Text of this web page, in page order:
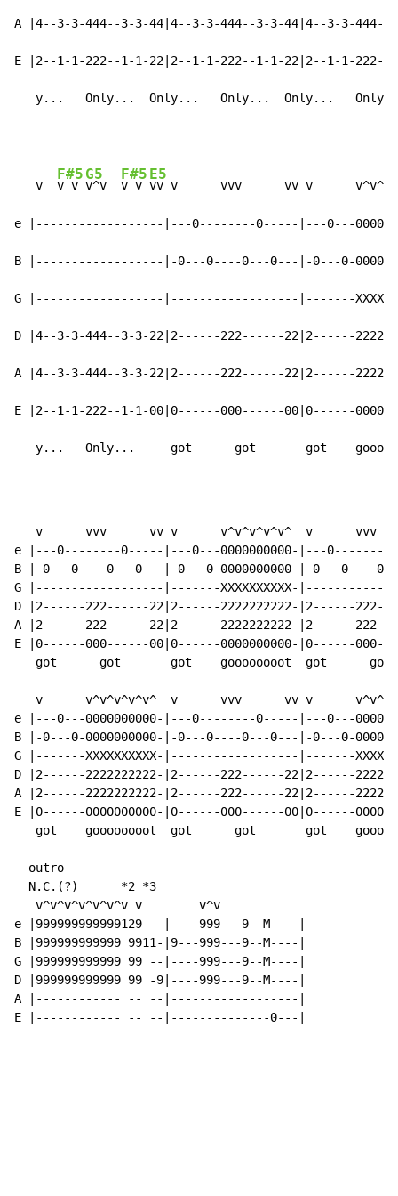
A |4--3-3-444--3-3-44|4--3-3-444--3-3-44|4--3-3-444--
E |2--1-1-222--1-1-22|2--1-1-222--1-1-22|2--1-1-222--
y...   Only...  Only...   Only...  Only...
   v
F#5
v v
G5
v^v
F#5
v v
E5
vv v      vvv      vv v
e |------------------|---0--------0-----|---0---
B |------------------|-0---0----0---0---|-0---0-
G |------------------|------------------|-------
D |4--3-3-444--3-3-22|2------222------22|2------
A |4--3-3-444--3-3-22|2------222------22|2------
E |2--1-1-222--1-1-00|0------000------00|0------
y...   Only...     got      got       got
v      vvv      vv v      v^v^v^v^v^  v      vvv
e |---0--------0-----|---0---0000000000-|---
B |-0---0----0---0---|-0---0-0000000000-|-0---0----
G |------------------|-------XXXXXXXXXX-
D |2------222------22|2------2222222222-|2------
A |2------222------22|2------2222222222-|2------
E |0------000------00|0------0000000000-|0------
   got      got       got    goooooooot  got      got
v      v^v^v^v^v^  v      vvv      vv v
e |---0---0000000000-|---0--------0-----|---0---
B |-0---0-0000000000-|-0---0----0---0---|-0---0-
G |-------XXXXXXXXXX-|------------------|-------
D |2------2222222222-|2------222------22|2------
A |2------2222222222-|2------222------22|2------
E |0------0000000000-|0------000------00|0------
got    goooooooot  got      got       got
  outro
  N.C.(?)      *2 *3
   v^v^v^v^v^v^v v        v^v
e |999999999999129 --|----999---9--M----|
B |999999999999 9911-|9---999---9--M----|
G |999999999999 99 --|----999---9--M----|
D |999999999999 99 -9|----999---9--M----|
A |------------ -- --|------------------|
E |------------ -- --|--------------0---|